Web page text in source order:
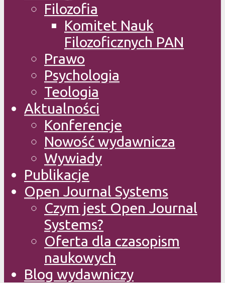
Filozofia
Komitet Nauk
Filozoficznych PAN
Prawo
Psychologia
Teologia
Aktualności
Konferencje
Nowość wydawnicza
Wywiady
Publikacje
Open Journal Systems
Czym jest Open Journal
Systems?
Oferta dla czasopism
naukowych
Blog wydawniczy